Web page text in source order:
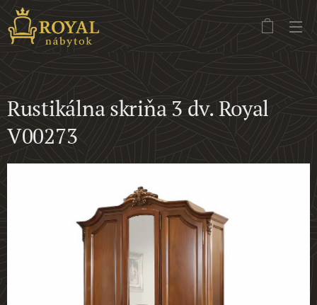
Rustikálna skriňa 3 dv. Royal
V00273